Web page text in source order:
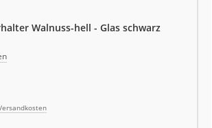
Walnuss-hell - Glas schwarz